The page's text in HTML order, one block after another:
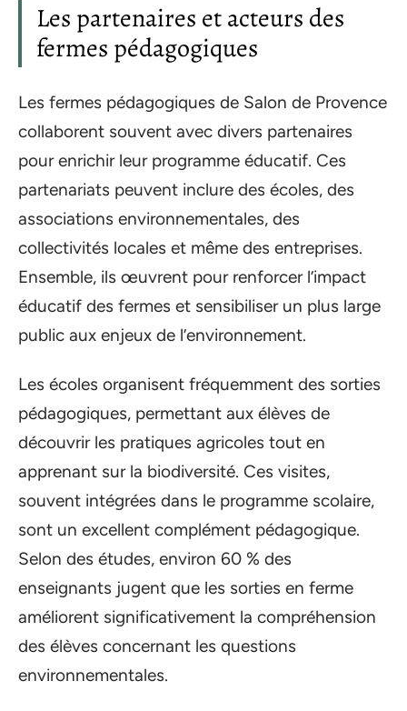
Les partenaires et acteurs des
fermes pédagogiques
Les fermes pédagogiques de Salon de Provence
collaborent souvent avec divers partenaires
pour enrichir leur programme éducatif. Ces
partenariats peuvent inclure des écoles, des
associations environnementales, des
collectivités locales et même des entreprises.
Ensemble, ils œuvrent pour renforcer l’impact
éducatif des fermes et sensibiliser un plus large
public aux enjeux de l’environnement.
Les écoles organisent fréquemment des sorties
pédagogiques, permettant aux élèves de
découvrir les pratiques agricoles tout en
apprenant sur la biodiversité. Ces visites,
souvent intégrées dans le programme scolaire,
sont un excellent complément pédagogique.
Selon des études, environ 60 % des
enseignants jugent que les sorties en ferme
améliorent significativement la compréhension
des élèves concernant les questions
environnementales.